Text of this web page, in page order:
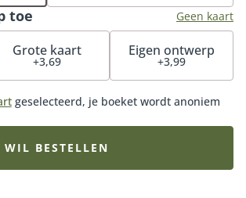
keuze binnen het condoleance
Omdat het boeket wordt
dat moment mooiste en meest
kleurrijke bloemen, is elke
kan hierdoor iets afwijken
van de beschikbaarheid.
toe Geen kaart
Grote kaart
+3,69
Eigen ontwerp
+3,99
geselecteerd, je boeket wordt anoniem
WIL BESTELLEN